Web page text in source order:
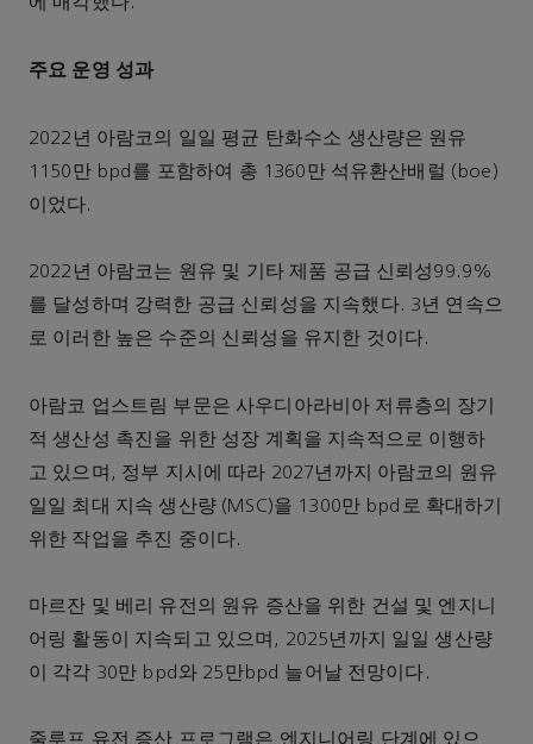
주요 운영 성과
2022년 아람코의 일일 평균 탄화수소 생산량은 원유
1150만 bpd를 포함하여 총 1360만 석유환산배럴 (boe)
이었다.
2022년 아람코는 원유 및 기타 제품 공급 신뢰성99.9%
를 달성하며 강력한 공급 신뢰성을 지속했다. 3년 연속으
로 이러한 높은 수준의 신뢰성을 유지한 것이다.
아람코 업스트림 부문은 사우디아라비아 저류층의 장기
적 생산성 촉진을 위한 성장 계획을 지속적으로 이행하
고 있으며, 정부 지시에 따라 2027년까지 아람코의 원유
일일 최대 지속 생산량 (MSC)을 1300만 bpd로 확대하기
위한 작업을 추진 중이다.
마르잔 및 베리 유전의 원유 증산을 위한 건설 및 엔지니
어링 활동이 지속되고 있으며, 2025년까지 일일 생산량
이 각각 30만 bpd와 25만bpd 늘어날 전망이다.